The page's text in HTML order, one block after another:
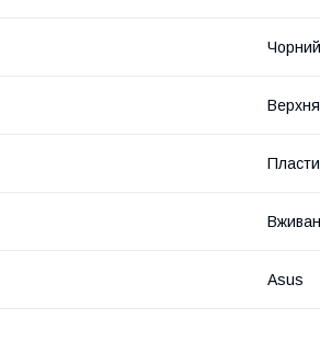
Чорний
Asus